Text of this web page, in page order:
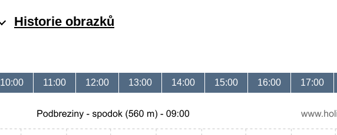
Historie obrazků
10:00 11:00 12:00 13:00 14:00 15:00 16:00 17:00